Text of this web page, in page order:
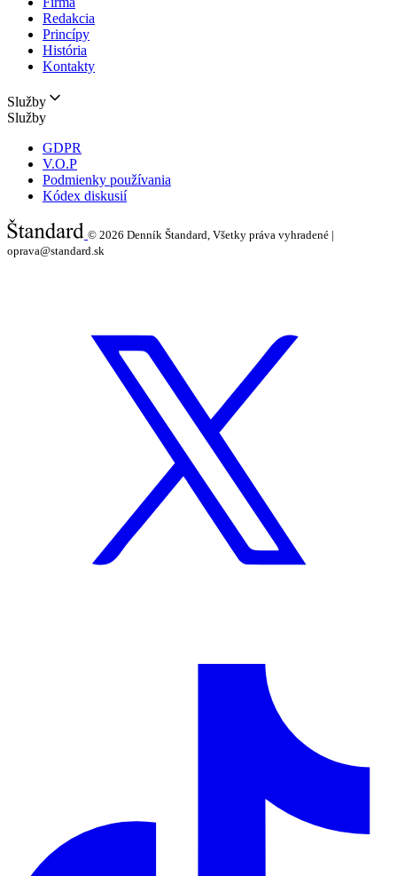
Redakcia
Princípy
História
Kontakty
Služby
Služby
GDPR
V.O.P
Podmienky používania
Kódex diskusií
© 2026 Denník Štandard, Všetky práva vyhradené |
oprava@standard.sk